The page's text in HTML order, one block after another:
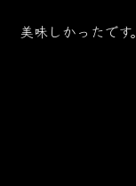
美味しかったです。